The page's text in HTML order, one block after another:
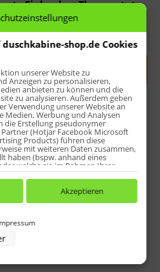
Einbaubox Thermostat
konfigurieren
- Softcube 1-
shop.de Cookies
unserer Website zu
Anzeigen zu personalisieren,
anbieten zu können und die
zu analysieren. Außerdem geben
Verwendung unserer Website an
Medien, Werbung und Analysen
die Erstellung pseudonymer
(Hotjar Facebook Microsoft
Products) führen diese
mit weiteren Daten zusammen,
haben (bspw. anhand eines
welche sie im Rahmen Ihrer
haben (bspw. Nutzungsdaten
zur Nutzung von Cookies
widerrufen, indem Sie auf den
klicken und dort die
durch unsere Partner:
auf Informationen auf einem Endgerät
Auswahl personalisierter Werbung
Akzeptieren